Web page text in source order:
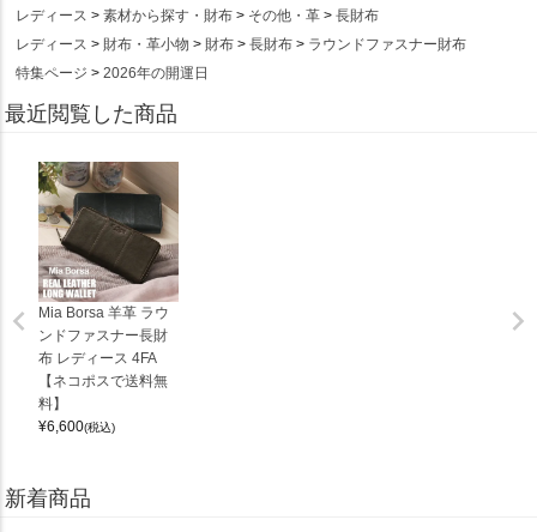
レディース
素材から探す・財布 その他・革
長財布
レディース
財布・革小物 財布 長財布
ラウンドファスナー財布
特集ページ
2026年の開運日
最近閲覧した商品
Mia Borsa 羊革 ラウ
ンドファスナー長財
布 レディース 4FA
【ネコポスで送料無
料】
¥6,600(税込)
新着商品